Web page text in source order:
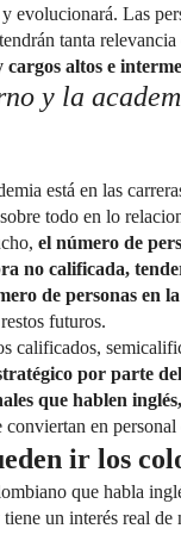
evolucionará. Las
tanta relevancia
altos e
y la
está en las
todo en lo
el número de
no calificada,
de personas en
futuros.
calificados,
por parte
que hablen
conviertan en
ir los
que habla
un interés real